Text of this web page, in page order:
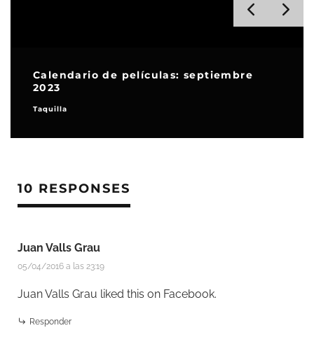
Calendario de películas: septiembre
2023
Taquilla
10 RESPONSES
Juan Valls Grau
05/04/2016 a las 23:19
Juan Valls Grau liked this on Facebook.
Responder